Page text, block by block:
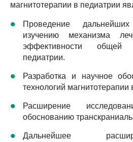
магнитотерапии в педиатрии
Проведение
изучению механизма
эффективности общей
педиатрии.
Разработка и научное
технологий магнитотерапии
Расширение
обоснованию
Дальнейшее